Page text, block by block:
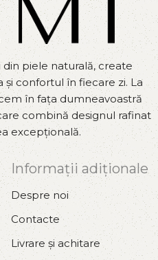
piele naturală, create
confortul în fiecare zi. La
în fața dumneavoastră
combină designul rafinat
excepțională.
Informații adiționale
Despre noi
Contacte
Livrare și achitare